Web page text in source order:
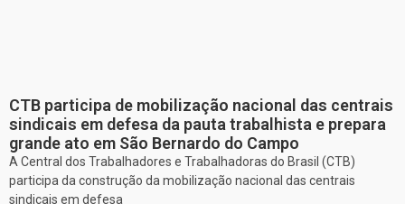
CTB participa de mobilização nacional das centrais
sindicais em defesa da pauta trabalhista e prepara
grande ato em São Bernardo do Campo
A Central dos Trabalhadores e Trabalhadoras do Brasil (CTB)
participa da construção da mobilização nacional das centrais
sindicais em defesa